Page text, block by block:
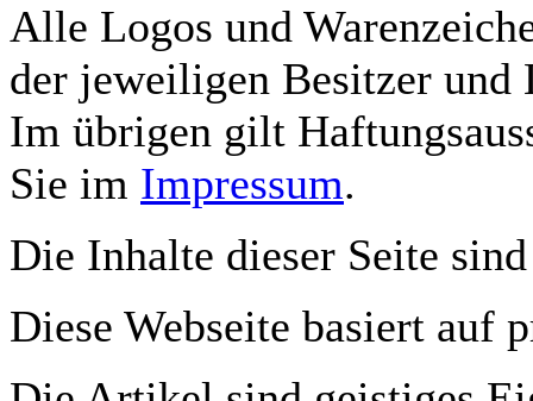
Alle Logos und
der jeweiligen Besitzer und
Im übrigen gilt
Sie im Impressum.
Die Inhalte dieser Seite
Diese Webseite basiert auf